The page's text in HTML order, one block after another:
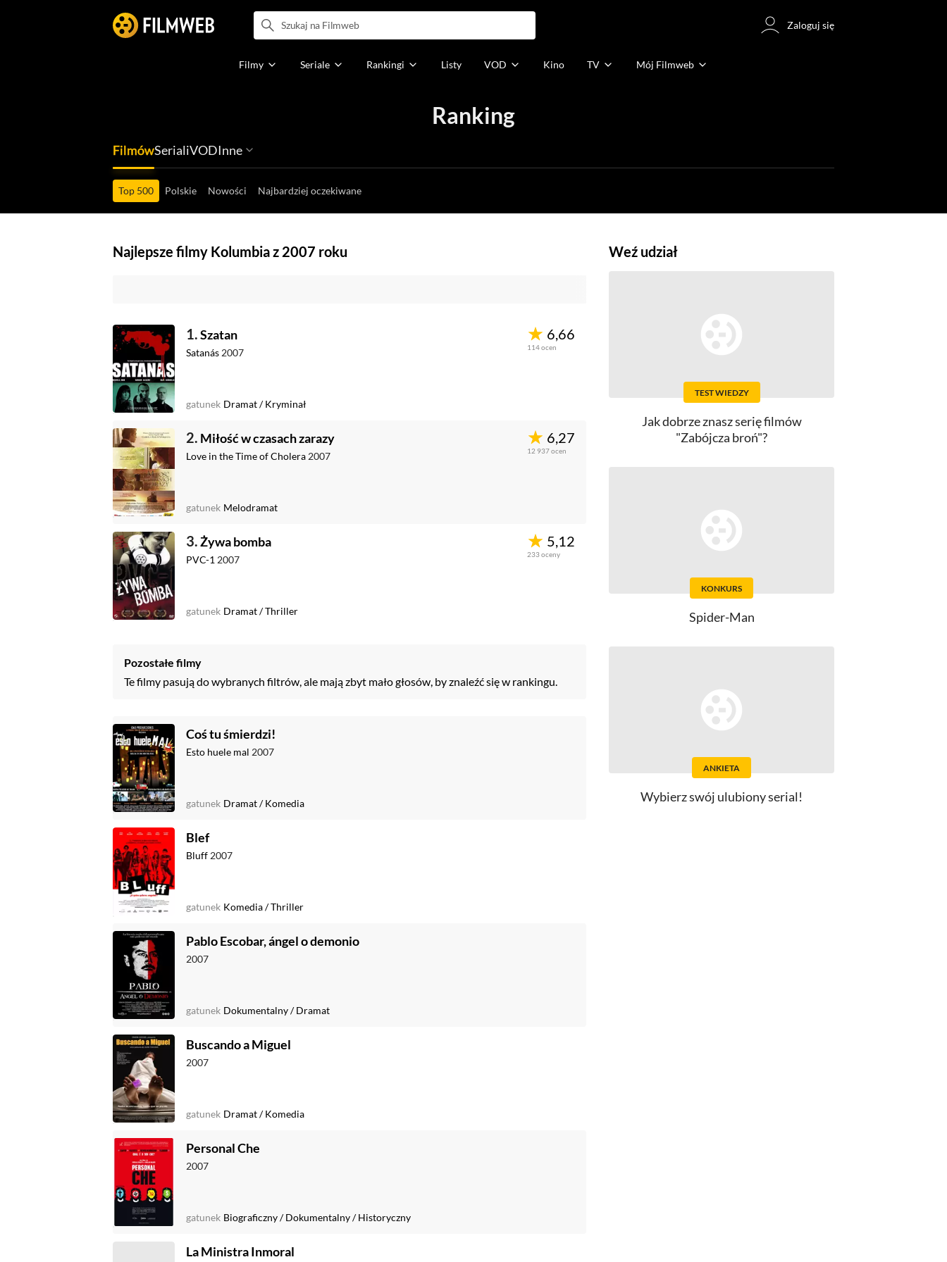
Zaloguj się
Filmy Seriale Rankingi Listy Mój Filmweb
VOD Kino TV
Ranking
Filmów Seriali VOD Inne
Top 500 Polskie Nowości Najbardziej oczekiwane
Najlepsze filmy Kolumbia z 2007 roku
1.Szatan
Satanás 2007
6,66
114ocen
gatunek Dramat/Kryminał
2. Miłość w czasach zarazy
Love in the Time of Cholera 2007
6,27
12 937ocen
gatunek Melodramat
3.Żywa bomba
PVC-1 2007
5,12
233oceny
gatunek Dramat/Thriller
Pozostałe filmy
Te filmy pasują do wybranych filtrów, ale mają zbyt mało głosów, by znaleźć się w rankingu.
Coś tu śmierdzi!
Esto huele mal 2007
gatunek Dramat/Komedia
Blef
Bluff 2007
gatunek Komedia/Thriller
Pablo Escobar, ángel o demonio
2007
gatunek Dokumentalny/Dramat
Buscando a Miguel
2007
gatunek Dramat/Komedia
Personal Che
2007
gatunek Biograficzny/Dokumentalny/Historyczny
La Ministra Inmoral
Weź udział
TEST WIEDZY
Jak dobrze znasz serię filmów
"Zabójcza broń"?
KONKURS
Spider-Man
ANKIETA
Wybierz swój ulubiony serial!